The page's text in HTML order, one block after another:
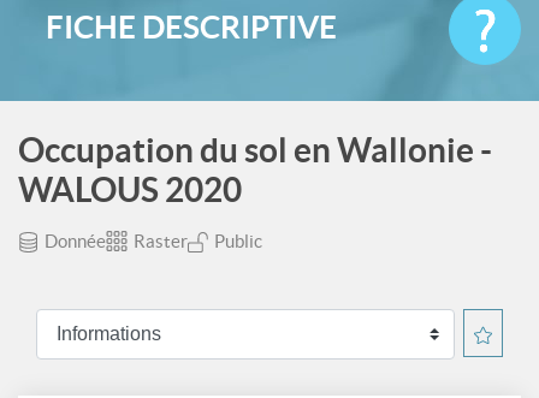
FICHE DESCRIPTIVE
Occupation du sol en Wallonie -
WALOUS 2020
Donnée Raster Public